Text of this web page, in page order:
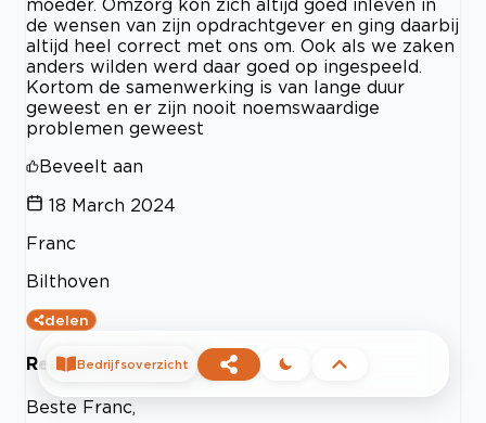
moeder. Omzorg kon zich altijd goed inleven in
de wensen van zijn opdrachtgever en ging daarbij
altijd heel correct met ons om. Ook als we zaken
anders wilden werd daar goed op ingespeeld.
Kortom de samenwerking is van lange duur
geweest en er zijn nooit noemswaardige
problemen geweest
Beveelt aan
18 March 2024
Franc
Bilthoven
delen
Reactie van Omzorg
Beste Franc,
Bedrijfsoverzicht